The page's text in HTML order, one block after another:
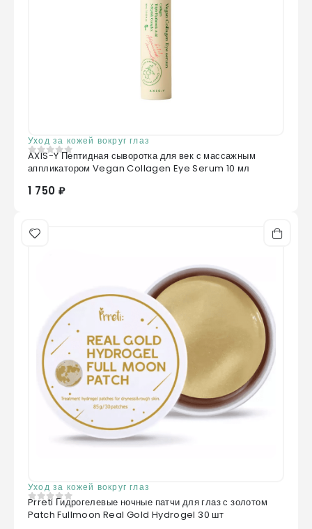
Уход за кожей вокруг глаз
0из 5
AXIS-Y Пептидная сыворотка для век с массажным
аппликатором Vegan Collagen Eye Serum 10 мл
1 750 ₽
Уход за кожей вокруг глаз
0 из 5
Prreti Гидрогелевые ночные патчи для глаз с золотом
Patch Fullmoon Real Gold Hydrogel 30 шт